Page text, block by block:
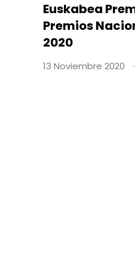
Euskabea
Premios
2020
13 Noviembre 2020